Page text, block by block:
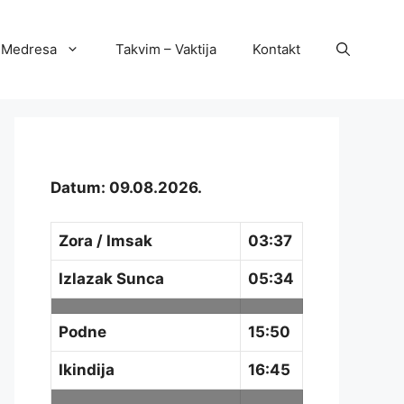
Medresa Takvim – Vaktija Kontakt
Datum: 09.08.2026.
Zora / Imsak 03:37
Izlazak Sunca 05:34
Podne 15:50
Ikindija 16:45